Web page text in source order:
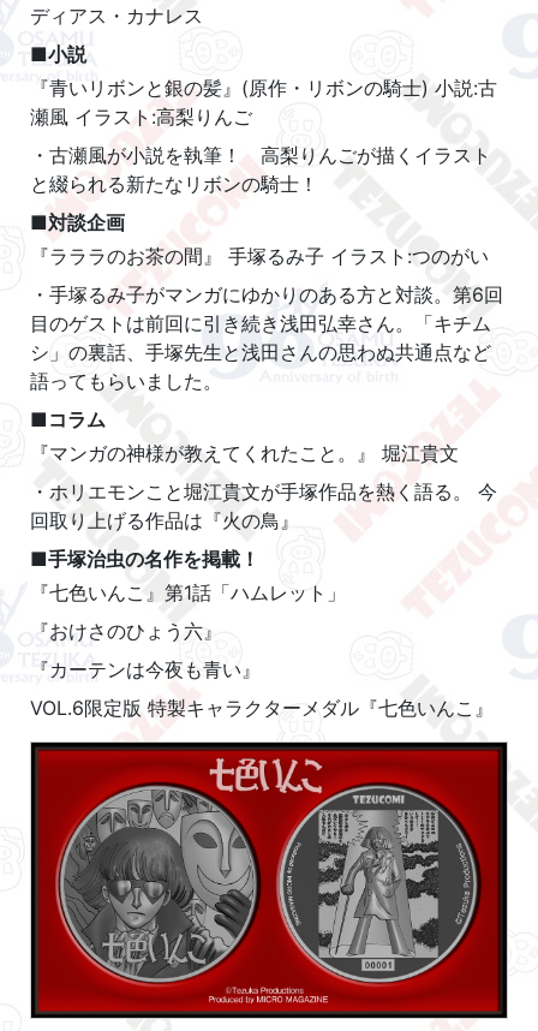
ディアス・カナレス
■小説
『青いリボンと銀の髪』(原作・リボンの騎士) 小説:古
瀬風 イラスト:高梨りんご
・古瀬風が小説を執筆！ 高梨りんごが描くイラスト
と綴られる新たなリボンの騎士！
■対談企画
『ラララのお茶の間』 手塚るみ子 イラスト:つのがい
・手塚るみ子がマンガにゆかりのある方と対談。第6回
目のゲストは前回に引き続き浅田弘幸さん。「キチム
シ」の裏話、手塚先生と浅田さんの思わぬ共通点など
語ってもらいました。
■コラム
『マンガの神様が教えてくれたこと。』 堀江貴文
・ホリエモンこと堀江貴文が手塚作品を熱く語る。 今
回取り上げる作品は『火の鳥』
■手塚治虫の名作を掲載！
『七色いんこ』第1話「ハムレット」
『おけさのひょう六』
『カーテンは今夜も青い』
VOL.6限定版 特製キャラクターメダル『七色いんこ』